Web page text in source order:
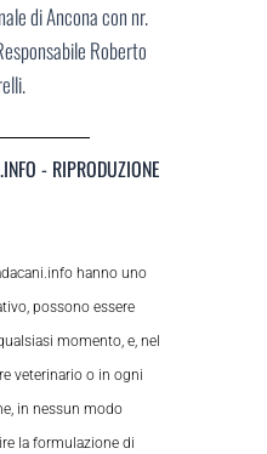
di Ancona con nr.
Roberto
- RIPRODUZIONE
hanno uno
possono essere
momento, e, nel
veterinario o in ogni
in nessun modo
la formulazione di